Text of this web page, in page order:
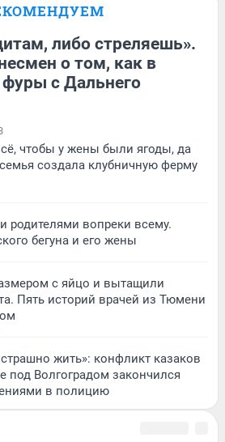
либо стреляешь».
о том, как в
с Дальнего
чтобы у жены были ягоды, да
создала клубничную ферму
родителями вопреки всему.
бегуна и его жены
с яйцо и вытащили
Пять историй врачей из Тюмени
жить»: конфликт казаков
под Волгоградом закончился
в полицию